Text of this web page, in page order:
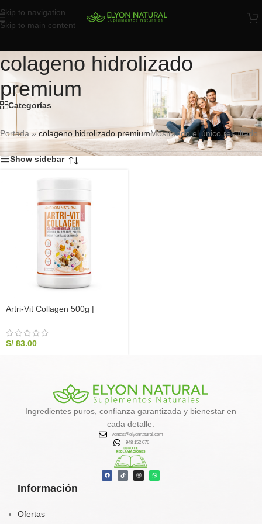
Skip to navigation
Skip to main content
colageno hidrolizado
premium
Categorías
Portada » colageno hidrolizado premiumMostrando el único resultado
Show sidebar
Artri-Vit Collagen 500g |
Cartílago de Tiburón
S/ 83.00
Información
Ofertas
Ingredientes puros, confianza garantizada y bienestar en
cada detalle.
ventas@elyonnatural.com
948 152 076